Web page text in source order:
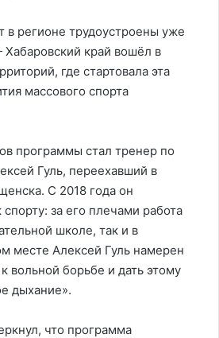
регионе трудоустроены уже
край вошёл в
где стартовала эта
массового спорта
программы стал тренер по
Гуль, переехавший в
С 2018 года он
за его плечами работа
школе, так и в
месте Алексей Гуль намерен
вольной борьбе и дать этому
дыхание».
что программа